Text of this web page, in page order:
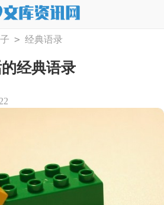
> 经典语录
经典语录